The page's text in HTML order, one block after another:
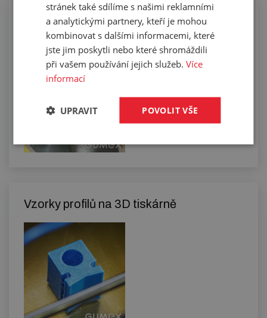
Slepování profilů do požadovaných
tvarů
Vzorky profilů na 3D tiskárně
stránek také sdílíme s našimi reklamními
a analytickými partnery, kteří je mohou
kombinovat s dalšími informacemi, které
jste jim poskytli nebo které shromáždili
při vašem používání jejich služeb.Více
informací
POVOLIT VŠE
UPRAVIT